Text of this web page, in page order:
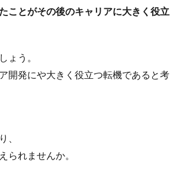
ことがその後のキャリアに大きく役立
ょう。
開発にや大きく役立つ転機であると考
、
られませんか。